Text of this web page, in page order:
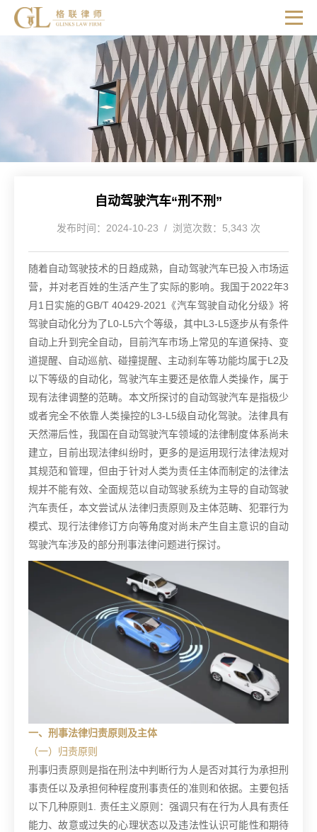
自动驾驶汽车“刑不刑”
发布时间：2024-10-23 / 浏览次数：5,343 次
随着自动驾驶技术的日趋成熟，自动驾驶汽车已投入市场运
营，并对老百姓的生活产生了实际的影响。我国于2022年3
月1日实施的GB/T 40429-2021《汽车驾驶自动化分级》将
驾驶自动化分为了L0-L5六个等级，其中L3-L5逐步从有条件
自动上升到完全自动，目前汽车市场上常见的车道保持、变
道提醒、自动巡航、碰撞提醒、主动刹车等功能均属于L2及
以下等级的自动化，驾驶汽车主要还是依靠人类操作，属于
现有法律调整的范畴。本文所探讨的自动驾驶汽车是指极少
或者完全不依靠人类操控的L3-L5级自动化驾驶。 法律具有
天然滞后性，我国在自动驾驶汽车领域的法律制度体系尚未
建立，目前出现法律纠纷时，更多的是运用现行法律法规对
其规范和管理，但由于针对人类为责任主体而制定的法律法
规并不能有效、全面规范以自动驾驶系统为主导的自动驾驶
汽车责任，本文尝试从法律归责原则及主体范畴、犯罪行为
模式、现行法律修订方向等角度对尚未产生自主意识的自动
驾驶汽车涉及的部分刑事法律问题进行探讨。
一、刑事法律归责原则及主体
（一）归责原则
刑事归责原则是指在刑法中判断行为人是否对其行为承担刑
事责任以及承担何种程度刑事责任的准则和依据。主要包括
以下几种原则1. 责任主义原则：强调只有在行为人具有责任
能力、故意或过失的心理状态以及违法性认识可能性和期待